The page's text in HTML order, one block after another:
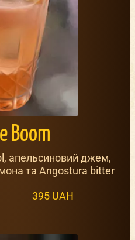
Boom
апельсиновий джем,
та Angostura bitter
395 UAH